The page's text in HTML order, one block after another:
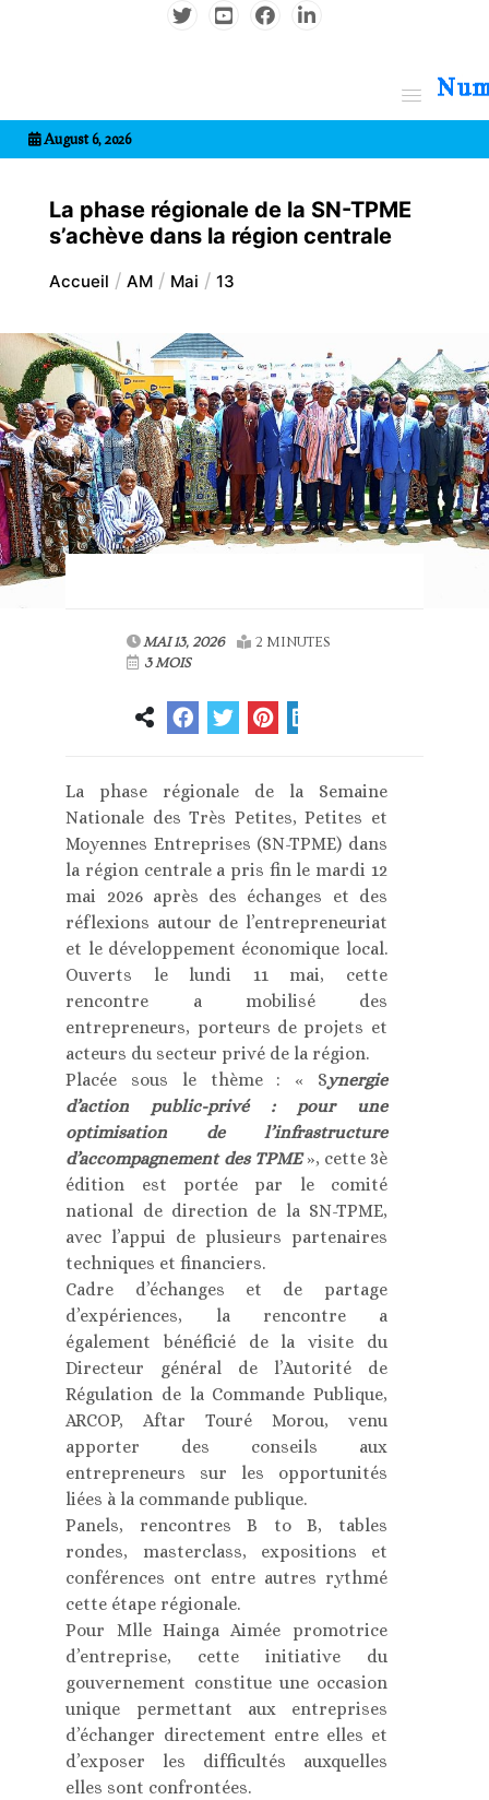
August 6, 2026
La phase régionale de la SN-TPME
s’achève dans la région centrale
Accueil AM Mai 13
MAI 13, 2026
2 MINUTES
3 MOIS
La phase régionale de la Semaine
Nationale des Très Petites, Petites et
Moyennes Entreprises (SN-TPME) dans
la région centrale a pris fin le mardi 12
mai 2026 après des échanges et des
réflexions autour de l’entrepreneuriat
et le développement économique local.
Ouverts le lundi 11 mai, cette
rencontre a mobilisé des
entrepreneurs, porteurs de projets et
acteurs du secteur privé de la région.
Placée sous le thème : « Synergie
d’action public-privé : pour une
optimisation de l’infrastructure
d’accompagnement des TPME», cette 3è
édition est portée par le comité
national de direction de la SN-TPME,
avec l’appui de plusieurs partenaires
techniques et financiers.
Cadre d’échanges et de partage
d’expériences, la rencontre a
également bénéficié de la visite du
Directeur général de l’Autorité de
Régulation de la Commande Publique,
ARCOP, Aftar Touré Morou, venu
apporter des conseils aux
entrepreneurs sur les opportunités
liées à la commande publique.
Panels, rencontres B to B, tables
rondes, masterclass, expositions et
conférences ont entre autres rythmé
cette étape régionale.
Pour Mlle Hainga Aimée promotrice
d’entreprise, cette initiative du
gouvernement constitue une occasion
unique permettant aux entreprises
d’échanger directement entre elles et
d’exposer les difficultés auxquelles
elles sont confrontées.